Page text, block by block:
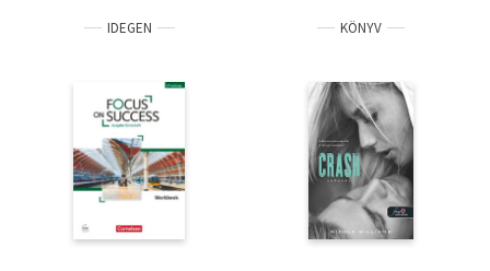
IDEGEN KÖNYV